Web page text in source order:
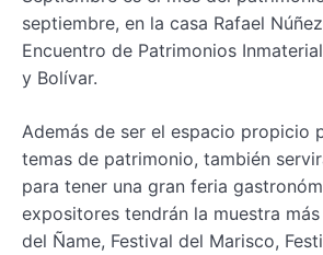
septiembre, en la casa Rafael
Encuentro de Patrimonios
y Bolívar.
Además de ser el espacio propicio
temas de patrimonio, también
para tener una gran feria
expositores tendrán la muestra
del Ñame, Festival del Marisco,